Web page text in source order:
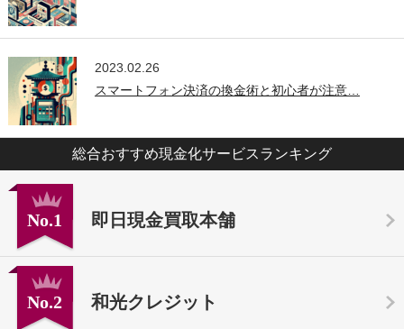
2023.02.26
スマートフォン決済の換金術と初心者が注意…
総合おすすめ現金化サービスランキング
No.1 即日現金買取本舗
No.2 和光クレジット